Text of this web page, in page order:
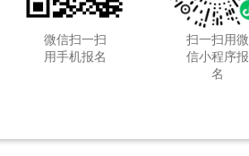
微信扫一扫
用手机报名
扫一扫用微
信小程序报
名